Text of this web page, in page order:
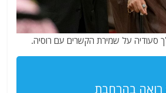
סעודיה על שמירת הקשרים עם רוסיה.
רואה בהרחבת